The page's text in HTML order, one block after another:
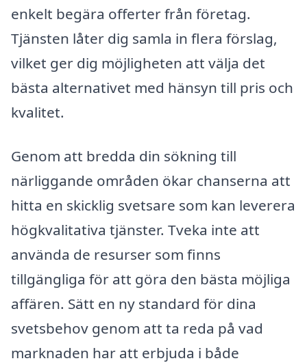
enkelt begära offerter från företag.
Tjänsten låter dig samla in flera förslag,
vilket ger dig möjligheten att välja det
bästa alternativet med hänsyn till pris och
kvalitet.
Genom att bredda din sökning till
närliggande områden ökar chanserna att
hitta en skicklig svetsare som kan leverera
högkvalitativa tjänster. Tveka inte att
använda de resurser som finns
tillgängliga för att göra den bästa möjliga
affären. Sätt en ny standard för dina
svetsbehov genom att ta reda på vad
marknaden har att erbjuda i både